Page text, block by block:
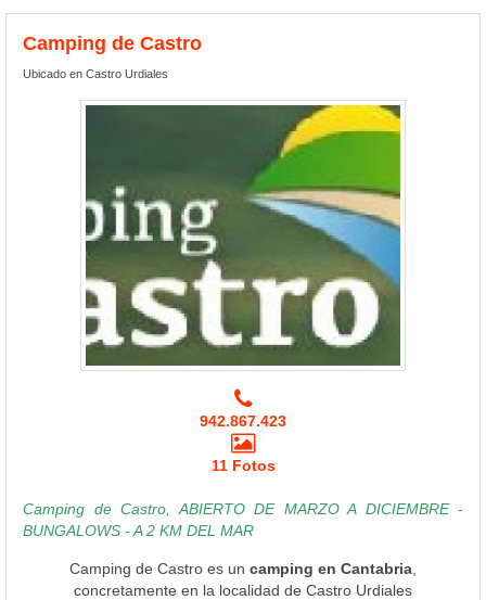
Camping de Castro
Ubicado en Castro Urdiales
942.867.423
11 Fotos
Camping de Castro, ABIERTO DE MARZO A DICIEMBRE -
BUNGALOWS - A 2 KM DEL MAR
Camping de Castro es un camping en Cantabria
concretamente en la localidad de Castro Urdiales